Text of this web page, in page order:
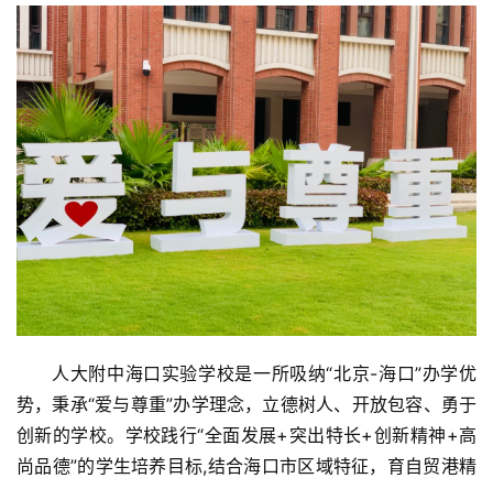
人大附中海口实验学校是一所吸纳“北京-海口”办学优
势，秉承“爱与尊重”办学理念，立德树人、开放包容、勇于
创新的学校。学校践行“全面发展+突出特长+创新精神+高
尚品德”的学生培养目标,结合海口市区域特征，育自贸港精